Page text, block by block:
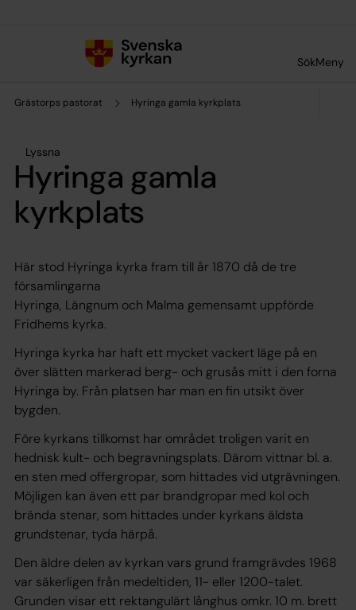
SökMeny
Grästorps pastorat Hyringa gamla kyrkplats
Lyssna
Hyringa gamla
kyrkplats
Här stod Hyringa kyrka fram till år 1870 då de tre
församlingarna
Hyringa, Längnum och Malma gemensamt uppförde
Fridhems kyrka.
Hyringa kyrka har haft ett mycket vackert läge på en
över slätten markerad berg- och grusås mitt i den forna
Hyringa by. Från platsen har man en fin utsikt över
bygden.
Före kyrkans tillkomst har området troligen varit en
hednisk kult- och begravningsplats. Därom vittnar bl. a.
en sten med offergropar, som hittades vid utgrävningen.
Möjligen kan även ett par brandgropar med kol och
brända stenar, som hittades under kyrkans äldsta
grundstenar, tyda härpå.
Den äldre delen av kyrkan vars grund framgrävdes 1968
var säkerligen från medeltiden, 11- eller 1200-talet.
Grunden visar ett rektangulärt långhus omkr. 10 m. brett